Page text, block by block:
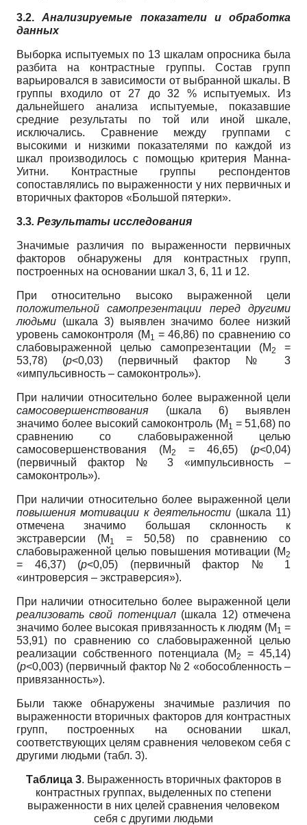
3.2.Анализируемые показатели и обработка
данных
Выборка испытуемых по 13 шкалам опросника была
разбита на контрастные группы. Состав групп
варьировался в зависимости от выбранной шкалы. В
группы входило от 27 до 32 % испытуемых. Из
дальнейшего анализа испытуемые, показавшие
средние результаты по той или иной шкале,
исключались. Сравнение между группами с
высокими и низкими показателями по каждой из
шкал производилось с помощью критерия Манна-
Уитни. Контрастные группы респондентов
сопоставлялись по выраженности у них первичных и
вторичных факторов «Большой пятерки».
3.3. Результаты исследования
Значимые различия по выраженности первичных
факторов обнаружены для контрастных групп,
построенных на основании шкал 3, 6, 11 и 12.
При относительно высоко выраженной цели
положительной самопрезентации перед другими
людьми (шкала 3) выявлен значимо более низкий
уровень самоконтроля (М 1 = 46,86) по сравнению со
слабовыраженной целью самопрезентации (М2
=
53,78) (p<0,03) (первичный фактор № 3
«импульсивность – самоконтроль»).
При наличии относительно более выраженной цели
самосовершенствования (шкала 6) выявлен
значимо более высокий самоконтроль (М 1 = 51,68) по
сравнению со слабовыраженной целью
самосовершенствования (М2 = 46,65) (p<0,04)
(первичный фактор № 3 «импульсивность –
самоконтроль»).
При наличии относительно более выраженной цели
повышения мотивации к деятельности (шкала 11)
отмечена значимо большая склонность к
экстраверсии (М 1
= 50,58) по сравнению со
слабовыраженной целью повышения мотивации (М2
= 46,37) (p<0,05) (первичный фактор № 1
«интроверсия – экстраверсия»).
При наличии относительно более выраженной цели
реализовать свой потенциал(шкала 12) отмечена
значимо более высокая привязанность к людям (М 1 =
53,91) по сравнению со слабовыраженной целью
реализации собственного потенциала (М2
= 45,14)
(p<0,003) (первичный фактор № 2 «обособленность –
привязанность»).
Были также обнаружены значимые различия по
выраженности вторичных факторов для контрастных
групп, построенных на основании шкал,
соответствующих целям сравнения человеком себя с
другими людьми (табл. 3).
Таблица 3. Выраженность вторичных факторов в
контрастных группах, выделенных по степени
выраженности в них целей сравнения человеком
себя с другими людьми